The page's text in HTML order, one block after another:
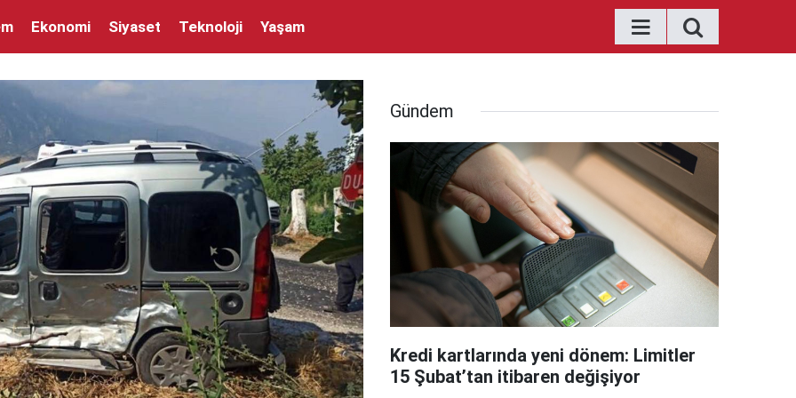
Ekonomi Siyaset Teknoloji Yaşam
Gündem
Kredi kartlarında yeni dönem: Limitler
15 Şubat’tan itibaren değişiyor